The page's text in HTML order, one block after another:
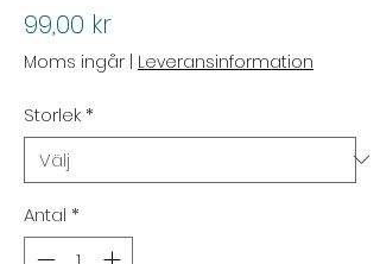
99,00 krPris
Moms ingår | Leveransinformation
Storlek*
Antal *